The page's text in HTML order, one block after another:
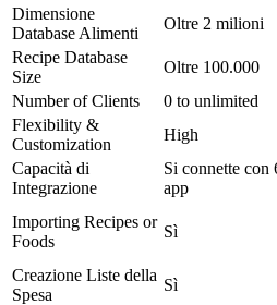
Dimensione
Database Alimenti
Oltre 2 milioni
Recipe Database
Size
Oltre 100.000
Number of Clients
0 to unlimited
Flexibility &
Customization
High
Capacità di
Integrazione
Si connette con
app
Importing Recipes or
Foods
Sì
Creazione Liste della
Spesa
Sì